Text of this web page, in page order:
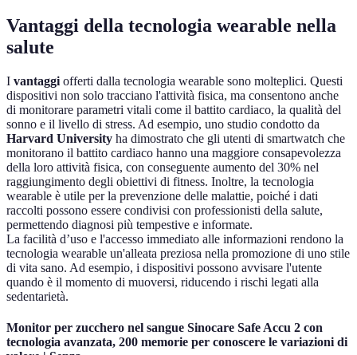
Vantaggi della tecnologia wearable nella
salute
I vantaggi offerti dalla tecnologia wearable sono molteplici. Questi
dispositivi non solo tracciano l'attività fisica, ma consentono anche
di monitorare parametri vitali come il battito cardiaco, la qualità del
sonno e il livello di stress. Ad esempio, uno studio condotto da
Harvard University ha dimostrato che gli utenti di smartwatch che
monitorano il battito cardiaco hanno una maggiore consapevolezza
della loro attività fisica, con conseguente aumento del 30% nel
raggiungimento degli obiettivi di fitness. Inoltre, la tecnologia
wearable è utile per la prevenzione delle malattie, poiché i dati
raccolti possono essere condivisi con professionisti della salute,
permettendo diagnosi più tempestive e informate.
La facilità d’uso e l'accesso immediato alle informazioni rendono la
tecnologia wearable un'alleata preziosa nella promozione di uno stile
di vita sano. Ad esempio, i dispositivi possono avvisare l'utente
quando è il momento di muoversi, riducendo i rischi legati alla
sedentarietà.
Monitor per zucchero nel sangue Sinocare Safe Accu 2 con
tecnologia avanzata, 200 memorie per conoscere le variazioni di